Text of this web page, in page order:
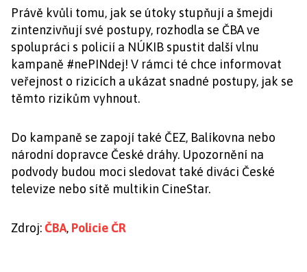
Právě kvůli tomu, jak se útoky stupňují a šmejdi
zintenzivňují své postupy, rozhodla se ČBA ve
spolupráci s policií a NÚKIB spustit další vlnu
kampaně #nePINdej! V rámci té chce informovat
veřejnost o rizicích a ukázat snadné postupy, jak se
těmto rizikům vyhnout.
Do kampaně se zapojí také ČEZ, Balíkovna nebo
národní dopravce České dráhy. Upozornění na
podvody budou moci sledovat také diváci České
televize nebo sítě multikin CineStar.
Zdroj:ČBA, Policie ČR